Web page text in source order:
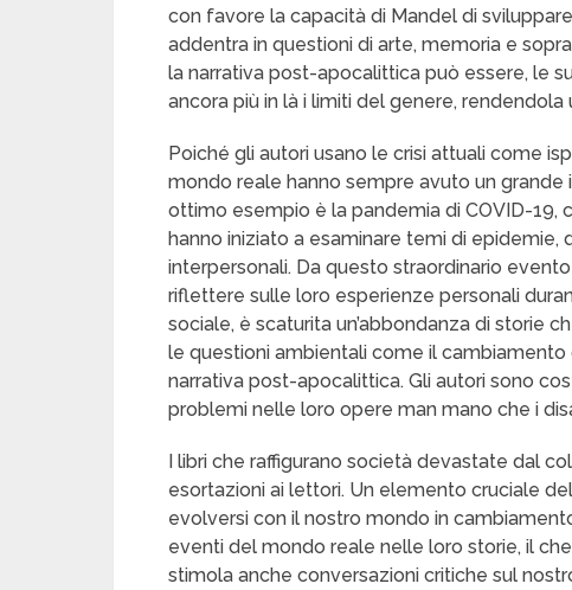
con favore la capacità di Mandel di
addentra in questioni di arte, memoria e
la narrativa post-apocalittica può essere, le
ancora più in là i limiti del genere, rendendola
Poiché gli autori usano le crisi attuali come
mondo reale hanno sempre avuto un
ottimo esempio è la pandemia di COVID-19,
hanno iniziato a esaminare temi di
interpersonali. Da questo straordinario
riflettere sulle loro esperienze personali
sociale, è scaturita un’abbondanza di storie
le questioni ambientali come il
narrativa post-apocalittica. Gli autori sono
problemi nelle loro opere man mano che i
I libri che raffigurano società devastate dal
esortazioni ai lettori. Un elemento cruciale
evolversi con il nostro mondo in
eventi del mondo reale nelle loro storie, il
stimola anche conversazioni critiche sul